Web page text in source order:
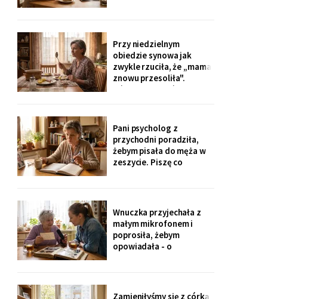
swobodnie, bo mama i
tak nie słyszy. Słyszę
więcej, niż myślą. W
niedzielę usłyszałam, co
planują z moim
Przy niedzielnym
obiedzie synowa jak
zwykle rzuciła, że „mama
znowu przesoliła".
Ośmioletni Staś odłożył
nie mówi, że mama coś
zrobiła źle". Zrobiło się
bardzo cicho.
Pani psycholog z
przychodni poradziła,
żebym pisała do męża w
zeszycie. Piszę co
sąsiadowi, który zawsze
mi pomaga - a nie synowi,
który nie przyjechał ani
do szpitala, ani na
rocznicę
Wnuczka przyjechała z
małym mikrofonem i
poprosiła, żebym
opowiadała - o
niedziele. Powiedziała,
Zamieniłyśmy się z córką